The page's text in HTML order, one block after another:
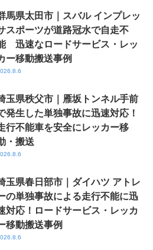
馬県太田市｜スバル インプレッ
スポーツが道路冠水で自走不
迅速なロードサービス・レッ
ー移動搬送事例
玉県秩父市｜雁坂トンネル手前
発生した単独事故に迅速対応！
行不能車を安全にレッカー移
・搬送
玉県春日部市｜ダイハツ アトレ
の単独事故による走行不能に迅
対応！ロードサービス・レッカ
移動搬送事例